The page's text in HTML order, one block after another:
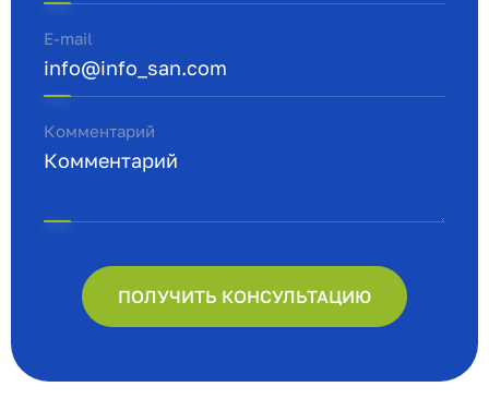
E-mail
Комментарий
ПОЛУЧИТЬ КОНСУЛЬТАЦИЮ